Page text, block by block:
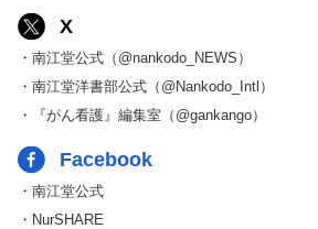
X
・南江堂公式（@nankodo_NEWS）
・南江堂洋書部公式（@Nankodo_Intl）
・『がん看護』編集室（@gankango）
Facebook
・南江堂公式
・NurSHARE